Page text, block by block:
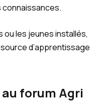
ou les jeunes installés,
d’apprentissage
forum Agri